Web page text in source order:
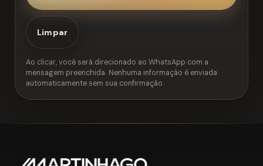
Limpar
Ao clicar, você será direcionado ao WhatsApp com a
mensagem preenchida. Nenhuma informação é enviada
automaticamente sem sua confirmação.